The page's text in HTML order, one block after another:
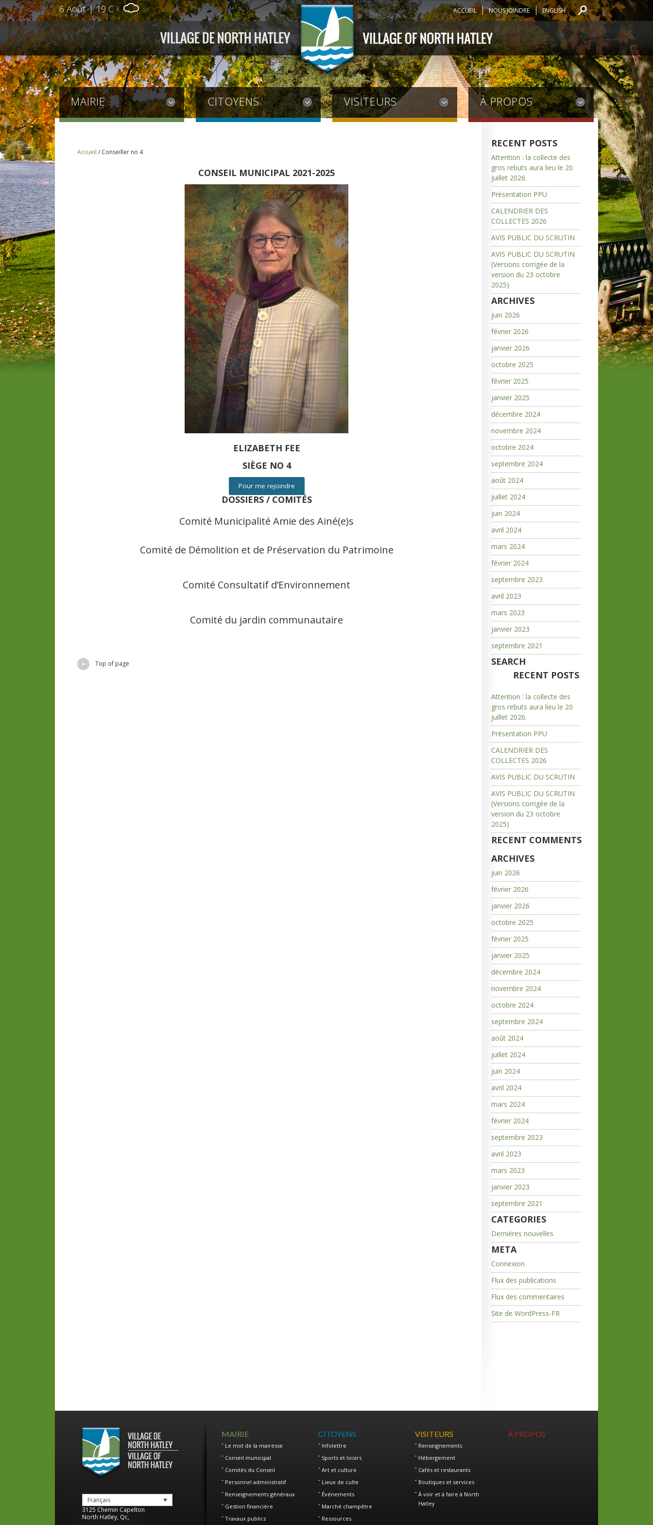
6 Août | 19 C ACCUEIL NOUS JOINDRE ENGLISH
MAIRIE CITOYENS VISITEURS À PROPOS
Accueil / Conseiller no 4
CONSEIL MUNICIPAL 2021-2025
ELIZABETH FEE
SIÈGE NO 4
Pour me rejoindre
DOSSIERS / COMITÉS
Comité Municipalité Amie des Ainé(e)s
Comité de Démolition et de Préservation du Patrimoine
Comité Consultatif d’Environnement
Comité du jardin communautaire
Top of page
RECENT POSTS
Attention : la collecte des
gros rebuts aura lieu le 20
juillet 2026.
Présentation PPU
CALENDRIER DES
COLLECTES 2026
AVIS PUBLIC DU SCRUTIN
AVIS PUBLIC DU SCRUTIN
(Versions corrigée de la
version du 23 octobre
2025)
ARCHIVES
juin 2026
février 2026
janvier 2026
octobre 2025
février 2025
janvier 2025
décembre 2024
novembre 2024
octobre 2024
septembre 2024
août 2024
juillet 2024
juin 2024
avril 2024
mars 2024
février 2024
septembre 2023
avril 2023
mars 2023
janvier 2023
septembre 2021
SEARCH
RECENT POSTS
Attention : la collecte des
gros rebuts aura lieu le 20
juillet 2026.
Présentation PPU
CALENDRIER DES
COLLECTES 2026
AVIS PUBLIC DU SCRUTIN
AVIS PUBLIC DU SCRUTIN
(Versions corrigée de la
version du 23 octobre
2025)
RECENT COMMENTS
ARCHIVES
juin 2026
février 2026
janvier 2026
octobre 2025
février 2025
janvier 2025
décembre 2024
novembre 2024
octobre 2024
septembre 2024
août 2024
juillet 2024
juin 2024
avril 2024
mars 2024
février 2024
septembre 2023
avril 2023
mars 2023
janvier 2023
septembre 2021
CATEGORIES
Dernières nouvelles
META
Connexion
Flux des publications
Flux des commentaires
Site de WordPress-FR
Français
3125 Chemin Capelton
North Hatley, Qc,
MAIRIE
Le mot de la mairesse
Conseil municipal
Comités du Conseil
Personnel administratif
Renseignements généraux
Gestion financière
Travaux publics
CITOYENS
Infolettre
Sports et loisirs
Art et culture
Lieux de culte
Événements
Marché champêtre
Ressources
VISITEURS
Renseignements
Hébergement
Cafés et restaurants
Boutiques et services
À voir et à faire à North
Hatley
À PROPOS